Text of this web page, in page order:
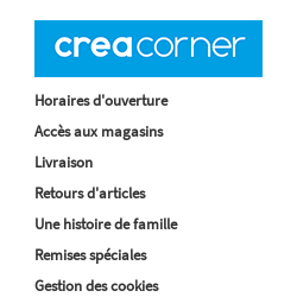
Horaires d'ouverture
Accès aux magasins
Livraison
Retours d'articles
Une histoire de famille
Remises spéciales
Gestion des cookies